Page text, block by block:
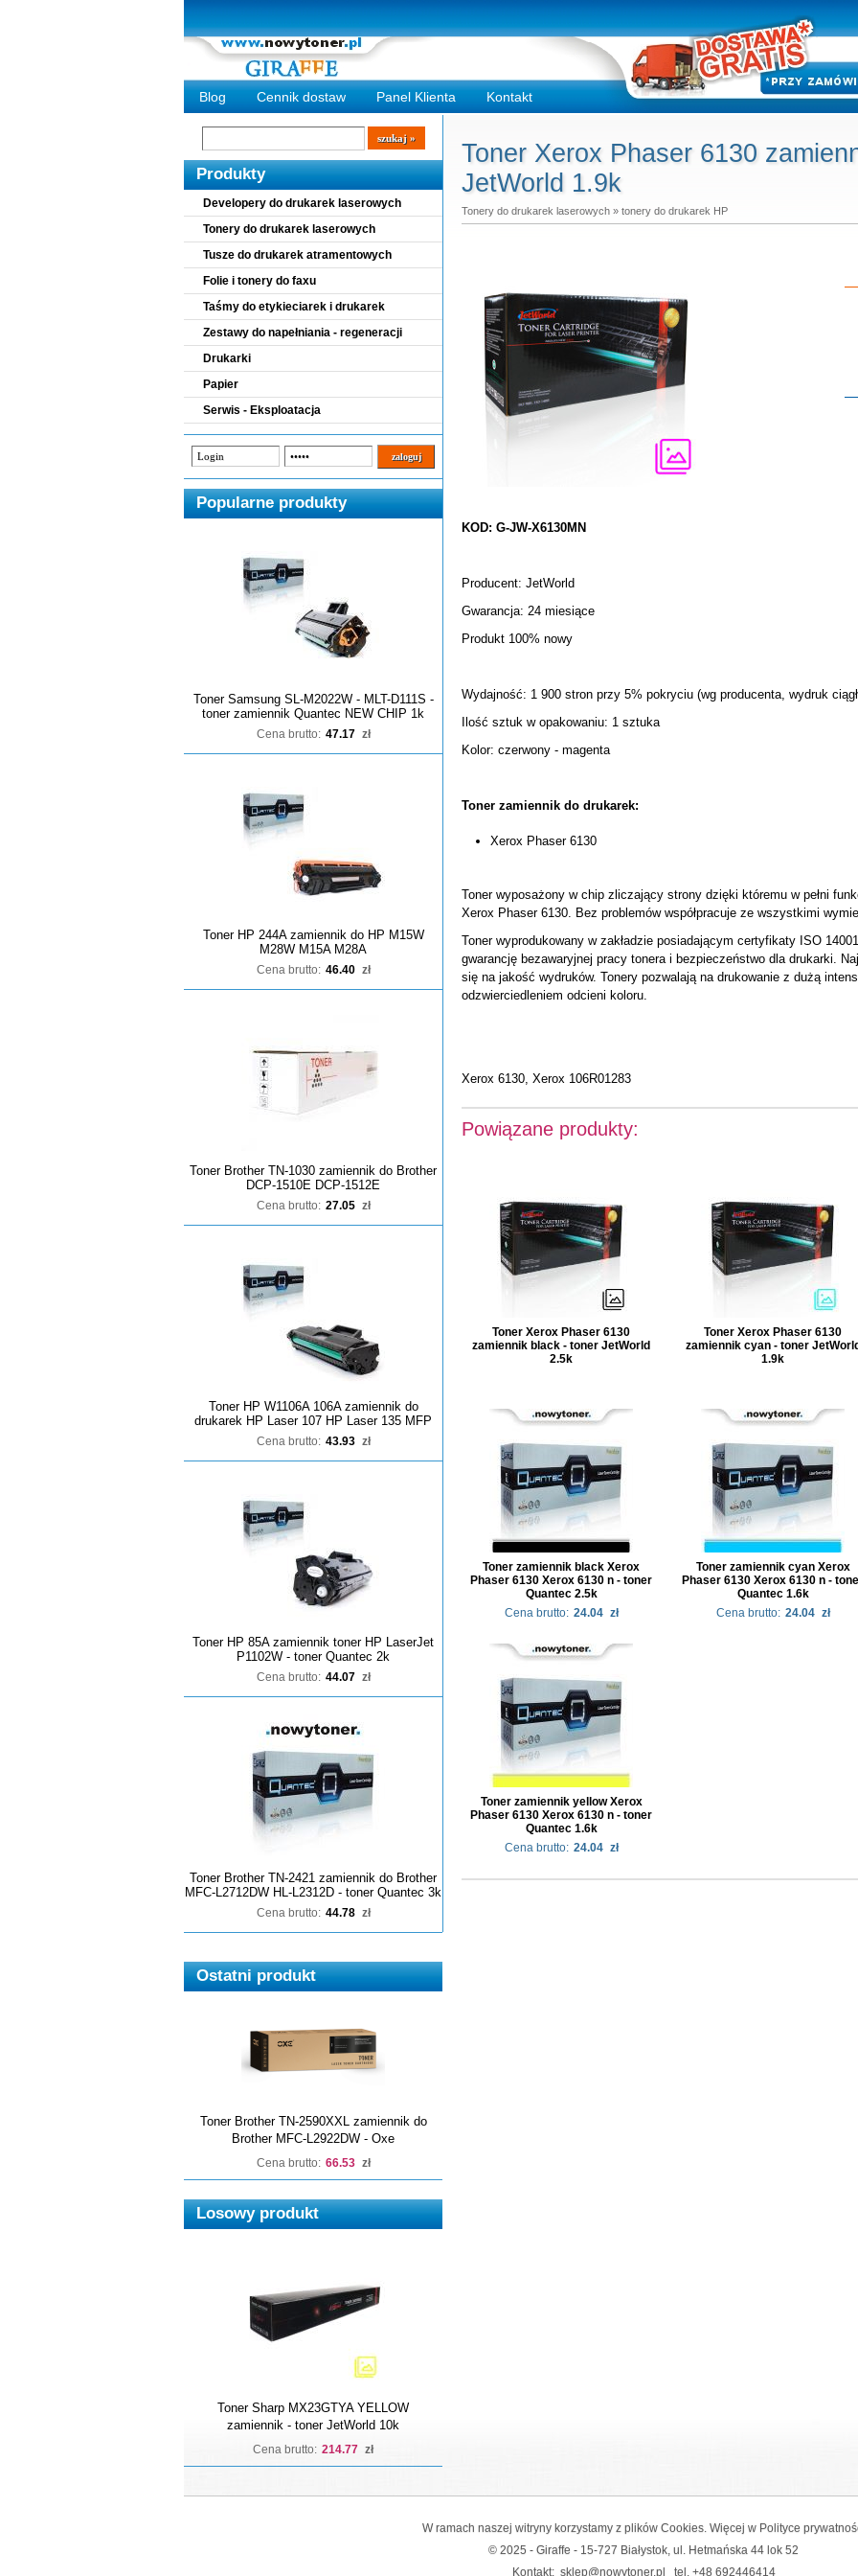
Blog Cennik dostaw Panel Klienta Kontakt
Wyszukiwarka
szukaj
Produkty
Developery do drukarek laserowych
Tonery do drukarek laserowych
Tusze do drukarek atramentowych
Folie i tonery do faxu
Taśmy do etykieciarek i drukarek
Zestawy do napełniania - regeneracji
Drukarki
Papier
Serwis - Eksploatacja
Popularne produkty
Toner Samsung SL-M2022W - MLT-D111S -
toner zamiennik Quantec NEW CHIP 1k
Cena brutto: 47.17 zł
Toner HP 244A zamiennik do HP M15W
M28W M15A M28A
Cena brutto: 46.40 zł
Toner Brother TN-1030 zamiennik do Brother
DCP-1510E DCP-1512E
Cena brutto: 27.05 zł
Toner HP W1106A 106A zamiennik do
drukarek HP Laser 107 HP Laser 135 MFP
Cena brutto: 43.93 zł
Toner HP 85A zamiennik toner HP LaserJet
P1102W - toner Quantec 2k
Cena brutto: 44.07 zł
Toner Brother TN-2421 zamiennik do Brother
MFC-L2712DW HL-L2312D - toner Quantec 3k
Cena brutto: 44.78 zł
Ostatni produkt
Toner Brother TN-2590XXL zamiennik do
Brother MFC-L2922DW - Oxe
Cena brutto: 66.53 zł
Losowy produkt
Toner Sharp MX23GTYA YELLOW
zamiennik - toner JetWorld 10k
Cena brutto: 214.77 zł
Toner Xerox Phaser 6130
JetWorld 1.9k
Tonery do drukarek laserowych » tonery do drukarek HP
KOD: G-JW-X6130MN
Producent: JetWorld
Gwarancja: 24 miesiące
Produkt 100% nowy
Wydajność: 1 900 stron przy 5% pokryciu (wg producenta, wydruk
Ilość sztuk w opakowaniu: 1 sztuka
Kolor: czerwony - magenta
Toner zamiennik do drukarek:
Xerox Phaser 6130
Toner wyposażony w chip zliczający strony dzięki któremu w pełni
Xerox Phaser 6130. Bez problemów współpracuje ze wszystkimi
Toner wyprodukowany w zakładzie posiadającym certyfikaty ISO
gwarancję bezawaryjnej pracy tonera i bezpieczeństwo dla drukarki.
się na jakość wydruków. Tonery pozwalają na drukowanie z dużą
odzwierciedleniem odcieni koloru.
Xerox 6130, Xerox 106R01283
Powiązane produkty:
Toner Xerox Phaser 6130
zamiennik black - toner JetWorld
2.5k
Toner Xerox Phaser 6130
zamiennik cyan - toner
1.9k
Toner zamiennik black Xerox
Phaser 6130 Xerox 6130 n - toner
Quantec 2.5k
Cena brutto: 24.04 zł
Toner zamiennik cyan Xerox
Phaser 6130 Xerox 6130 n -
Quantec 1.6k
Cena brutto: 24.04 zł
Toner zamiennik yellow Xerox
Phaser 6130 Xerox 6130 n - toner
Quantec 1.6k
Cena brutto: 24.04 zł
W ramach naszej witryny korzystamy z plików Cookies. Więcej w Polityce
© 2025 - Giraffe - 15-727 Białystok, ul. Hetmańska 44 lok 52
Kontakt: sklep@nowytoner.pl tel. +48 692446414